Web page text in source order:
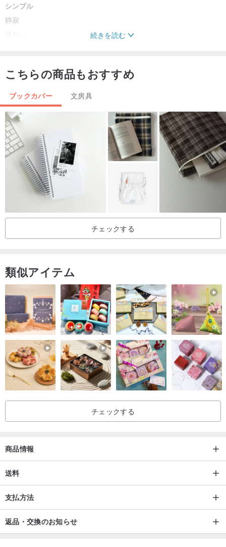
シンプル
静寂
【。◕‿‿◕。 Bucute 半立体布ブックカバーの魅力】
1.母子手帳を収納し、赤ちゃんが生まれたら乳幼児手帳に切り替え
4.領収書、小銭、紙幣を収納できます。
5.赤ちゃんが生まれたら成長記録帳として使用できます。
6.または通常のブックカバーとしてもお使いいただけます。
素材は日本製プリント生地を使用。動物のモチーフと組み合わせ
て、あなただけの特別な手帳カバーを。
【。◕‿‿◕。 商品説明】
サイズ║22.5 x 16 cm
クロファイバーベルベット、金属
続きを読む
こちらの商品もおすすめ
ブックカバー 文房具
チェックする
類似アイテム
チェックする
商品情報
送料
支払方法
返品・交換のお知らせ